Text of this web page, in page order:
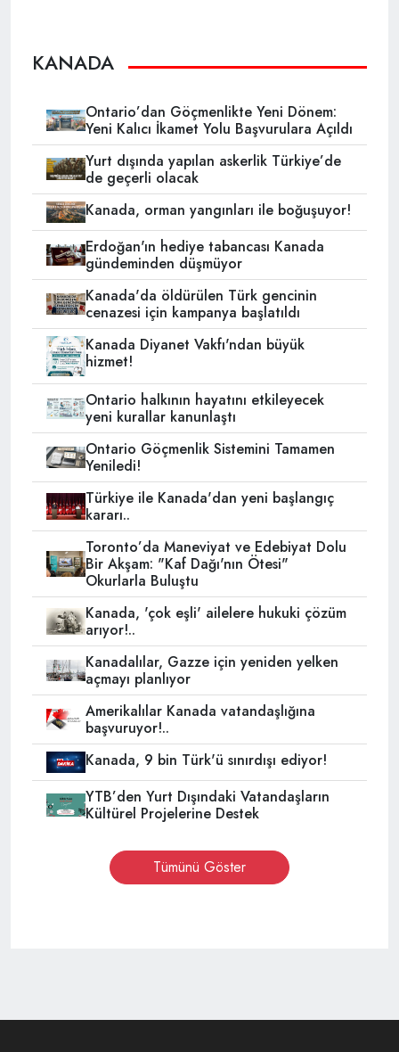
KANADA
Ontario’dan Göçmenlikte Yeni Dönem:
Yeni Kalıcı İkamet Yolu Başvurulara Açıldı
Yurt dışında yapılan askerlik Türkiye’de
de geçerli olacak
Kanada, orman yangınları ile boğuşuyor!
Erdoğan'ın hediye tabancası Kanada
gündeminden düşmüyor
Kanada'da öldürülen Türk gencinin
cenazesi için kampanya başlatıldı
Kanada Diyanet Vakfı'ndan büyük
hizmet!
Ontario halkının hayatını etkileyecek
yeni kurallar kanunlaştı
Ontario Göçmenlik Sistemini Tamamen
Yeniledi!
Türkiye ile Kanada'dan yeni başlangıç
kararı..
Toronto’da Maneviyat ve Edebiyat Dolu
Bir Akşam: "Kaf Dağı'nın Ötesi"
Okurlarla Buluştu
Kanada, 'çok eşli' ailelere hukuki çözüm
arıyor!..
Kanadalılar, Gazze için yeniden yelken
açmayı planlıyor
Amerikalılar Kanada vatandaşlığına
başvuruyor!..
Kanada, 9 bin Türk'ü sınırdışı ediyor!
YTB’den Yurt Dışındaki Vatandaşların
Kültürel Projelerine Destek
Tümünü Göster